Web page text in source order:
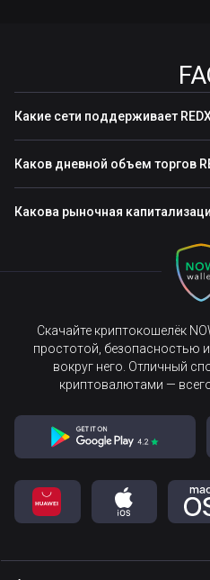
Какие сети поддерживает
Каков дневной объем торгов
Какова рыночная
Скачайте криптокошелёк
простотой, безопасностью
вокруг него. Отличный
криптовалютами —